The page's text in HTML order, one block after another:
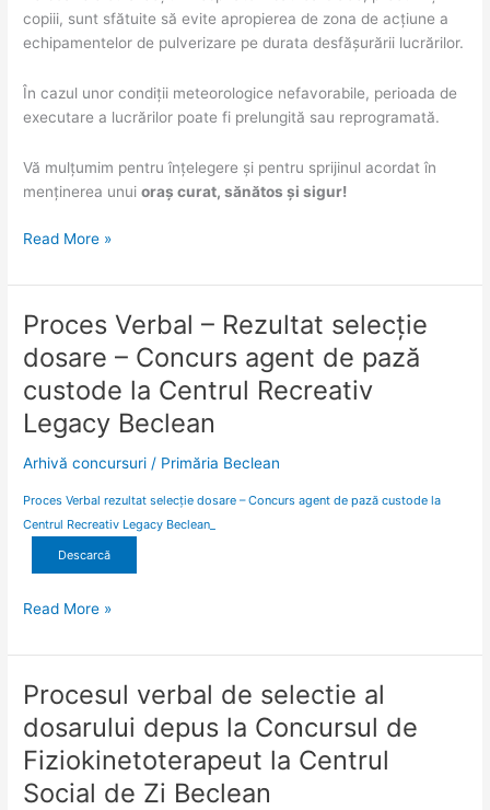
copiii, sunt sfătuite să evite apropierea de zona de acțiune a
echipamentelor de pulverizare pe durata desfășurării lucrărilor.
În cazul unor condiții meteorologice nefavorabile, perioada de
executare a lucrărilor poate fi prelungită sau reprogramată.
Vă mulțumim pentru înțelegere și pentru sprijinul acordat în
menținerea unuioraș curat, sănătos și sigur!
Read More »
Proces Verbal – Rezultat selecție
dosare – Concurs agent de pază
custode la Centrul Recreativ
Legacy Beclean
Arhivă concursuri / Primăria Beclean
Proces Verbal rezultat selecție dosare – Concurs agent de pază custode la
Centrul Recreativ Legacy Beclean_
Descarcă
Proces
Verbal
–
Rezultat
selecție
dosare
–
de
la
Recreativ
Legacy
Beclean
Read More »
Procesul verbal de selectie al
dosarului depus la Concursul de
Fiziokinetoterapeut la Centrul
Social de Zi Beclean
Procesul
verbal
de
selectie
al